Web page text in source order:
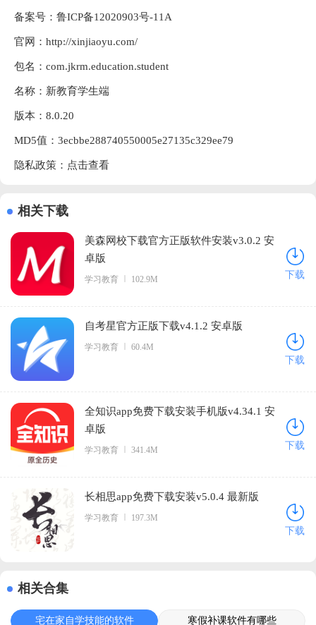
备案号：鲁ICP备12020903号-11A
官网： http://xinjiaoyu.com/
包名：com.jkrm.education.student
名称：新教育学生端
版本：8.0.20
MD5值：3ecbbe288740550005e27135c329ee79
隐私政策： 点击查看
相关下载
美森网校下载官方正版软件安装v3.0.2 安
卓版
学习教育 102.9M 下载
自考星官方正版下载v4.1.2 安卓版
学习教育 60.4M
下载
全知识app免费下载安装手机版v4.34.1 安
卓版
学习教育 341.4M 下载
长相思app免费下载安装v5.0.4 最新版
学习教育 197.3M
下载
相关合集
宅在家自学技能的软件 寒假补课软件有哪些